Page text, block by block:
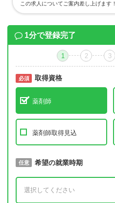
この求人についてご案内差し上げます！
1分で登録完了
1 2 3
必須 取得資格
薬剤師
薬剤師取得見込
必須 取得予定年
任意 希望の就業時期